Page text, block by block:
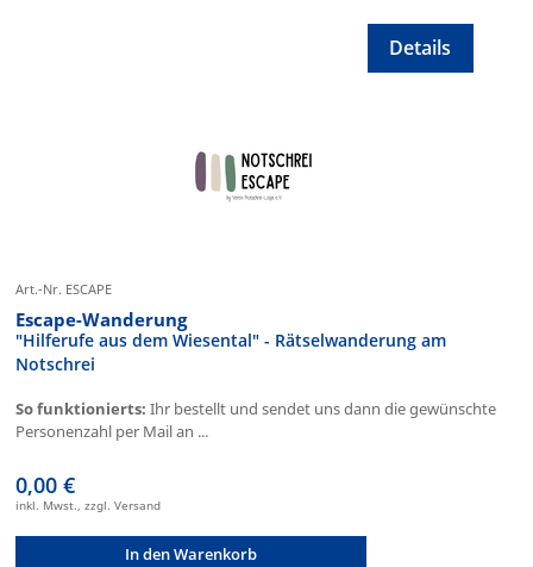
Details
Art.-Nr. ESCAPE
Escape-Wanderung
"Hilferufe aus dem Wiesental" - Rätselwanderung am
Notschrei
So funktionierts: Ihr bestellt und sendet uns dann die gewünschte
Personenzahl per Mail an ...
0,00 €
inkl. Mwst., zzgl. Versand
In den Warenkorb